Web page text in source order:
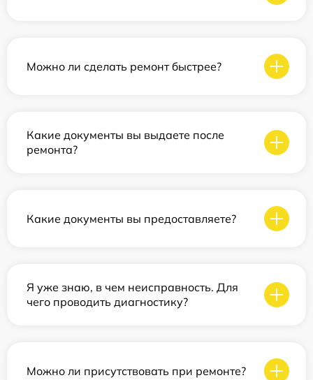
Можно ли сделать ремонт быстрее?
Какие документы вы выдаете после
ремонта?
Какие документы вы предоставляете?
Я уже знаю, в чем неисправность. Для
чего проводить диагностику?
Можно ли присутствовать при ремонте?